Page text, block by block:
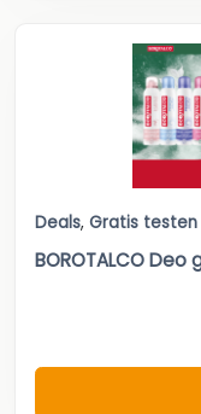
Deals, Gratis testen
BOROTALCO